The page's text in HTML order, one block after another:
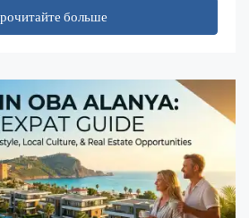
больше